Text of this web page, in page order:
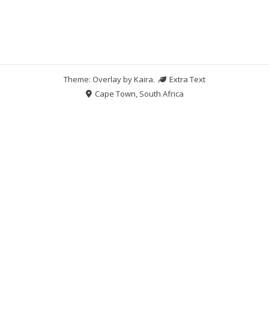
Theme: Overlay byKaira.
Extra Text
Cape Town, South Africa